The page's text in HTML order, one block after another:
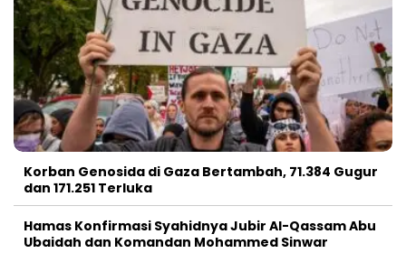
Korban Genosida di Gaza Bertambah, 71.384 Gugur
dan 171.251 Terluka
Hamas Konfirmasi Syahidnya Jubir Al-Qassam Abu
Ubaidah dan Komandan Mohammed Sinwar